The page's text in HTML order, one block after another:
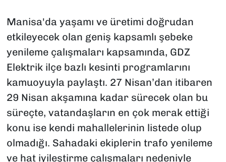
Manisa'da yaşamı ve üretimi doğrudan
etkileyecek olan geniş kapsamlı şebeke
yenileme çalışmaları kapsamında, GDZ
Elektrik ilçe bazlı kesinti programlarını
kamuoyuyla paylaştı. 27 Nisan’dan itibaren
29 Nisan akşamına kadar sürecek olan bu
süreçte, vatandaşların en çok merak ettiği
konu ise kendi mahallelerinin listede olup
olmadığı. Sahadaki ekiplerin trafo yenileme
ve hat iyileştirme çalışmaları nedeniyle